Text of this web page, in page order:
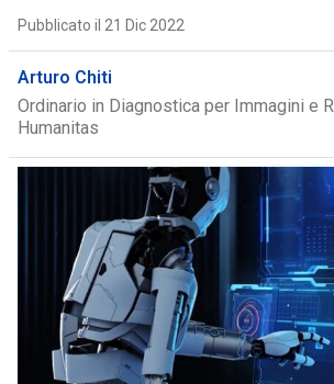
Pubblicato il 21 Dic 2022
Arturo Chiti
Ordinario in Diagnostica per Immagini e
Humanitas